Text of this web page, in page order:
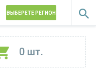
ВЫБЕРЕТЕ РЕГИОН
0 шт.